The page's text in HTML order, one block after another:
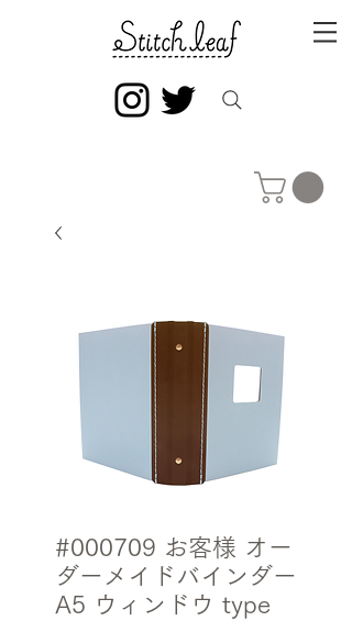
#000709 お客様 オー
ダーメイドバインダー
A5 ウィンドウ type